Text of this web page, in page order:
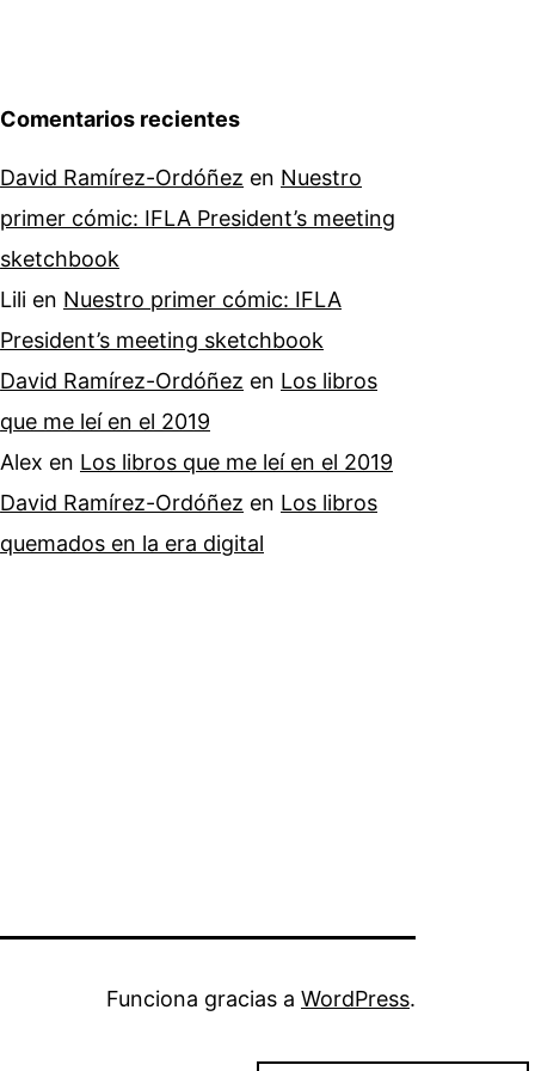
Comentarios recientes
David Ramírez-Ordóñez en Nuestro
primer cómic: IFLA President’s meeting
sketchbook
Lili en Nuestro primer cómic: IFLA
President’s meeting sketchbook
David Ramírez-Ordóñez en Los libros
que me leí en el 2019
Alex en Los libros que me leí en el 2019
David Ramírez-Ordóñez en Los libros
quemados en la era digital
Funciona gracias a WordPress.